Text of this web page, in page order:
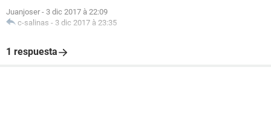
Juanjoser - 3 dic 2017 à 22:09
c-salinas - 3 dic 2017 à 23:35
1 respuesta